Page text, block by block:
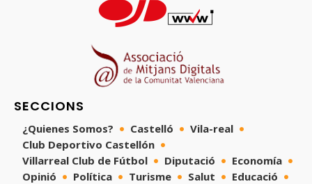
SECCIONS
¿Quienes Somos? Castelló
Vila-real
Club Deportivo Castellón
Villarreal Club de Fútbol
Diputació
Economía
Opinió
Política Turisme Salut
Educació